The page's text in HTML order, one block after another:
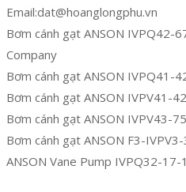
Email:dat@hoanglongphu.vn
Bơm cánh gạt ANSON IVPQ42-
Company
Bơm cánh gạt ANSON IVPQ41-
Bơm cánh gạt ANSON IVPV41-
Bơm cánh gạt ANSON IVPV43-
Bơm cánh gạt ANSON F3-
ANSON Vane Pump IVPQ32-